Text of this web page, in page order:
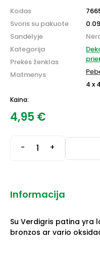
Kodas
Svoris su pakuote
Sandėlyje
Kategorija
Prekės ženklas
Matmenys
4 x
Kaina:
4,95€
- +
Informacija
Su Verdigris patina
bronzos ar vario